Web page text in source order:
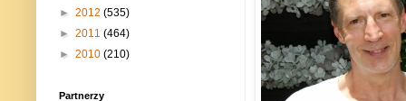
► 2012 (535)
► 2011 (464)
► 2010 (210)
Partnerzy